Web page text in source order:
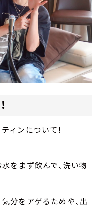
ィンについて！
をまず飲んで、洗い物
分をアゲるためや、出